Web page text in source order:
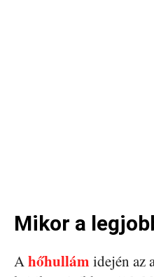
Mikor a
Ahőhullám idején az